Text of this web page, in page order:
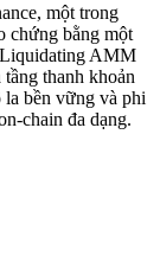
một trong
chứng bằng một
AMM
thanh khoản
la bền vững và phi
chain đa dạng.